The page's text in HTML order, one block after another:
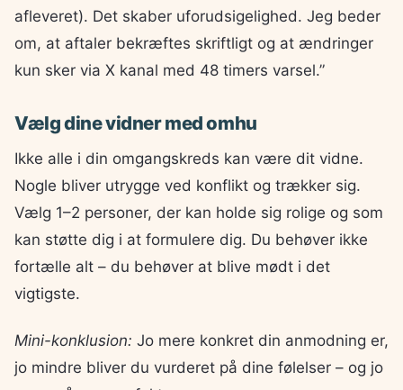
afleveret). Det skaber uforudsigelighed. Jeg beder
om, at aftaler bekræftes skriftligt og at ændringer
kun sker via X kanal med 48 timers varsel.”
Vælg dine vidner med omhu
Ikke alle i din omgangskreds kan være dit vidne.
Nogle bliver utrygge ved konflikt og trækker sig.
Vælg 1–2 personer, der kan holde sig rolige og som
kan støtte dig i at formulere dig. Du behøver ikke
fortælle alt – du behøver at blive mødt i det
vigtigste.
Mini-konklusion: Jo mere konkret din anmodning er,
jo mindre bliver du vurderet på dine følelser – og jo